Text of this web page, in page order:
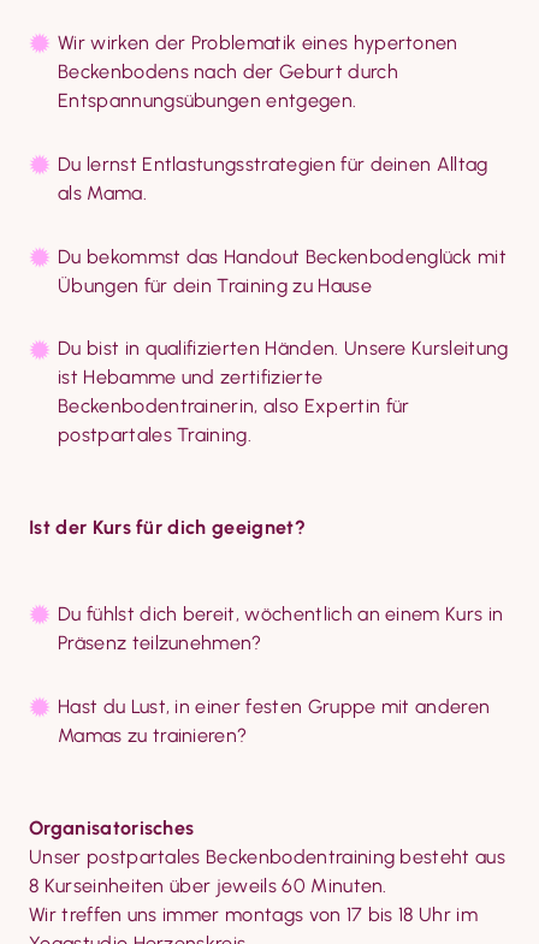
Wir wirken der Problematik eines hypertonen
Beckenbodens nach der Geburt durch
Entspannungsübungen entgegen.
Du lernst Entlastungsstrategien für deinen Alltag
als Mama.
Du bekommst das Handout Beckenbodenglück mit
Übungen für dein Training zu Hause
Du bist in qualifizierten Händen. Unsere Kursleitung
ist Hebamme und zertifizierte
Beckenbodentrainerin, also Expertin für
postpartales Training.
Ist der Kurs für dich geeignet?
Du fühlst dich bereit, wöchentlich an einem Kurs in
Präsenz teilzunehmen?
Hast du Lust, in einer festen Gruppe mit anderen
Mamas zu trainieren?
Organisatorisches
Unser postpartales Beckenbodentraining besteht aus
8 Kurseinheiten über jeweils 60 Minuten.
Wir treffen uns immer montags von 17 bis 18 Uhr im